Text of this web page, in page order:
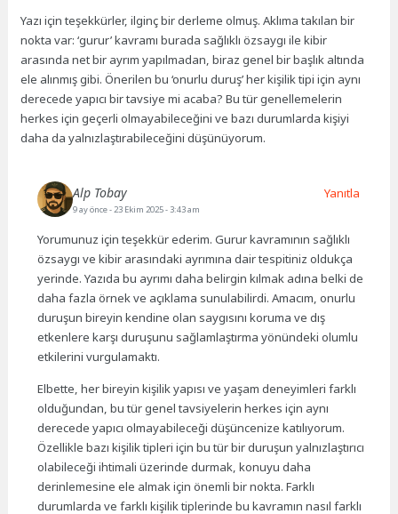
Yazı için teşekkürler, ilginç bir derleme olmuş. Aklıma takılan bir
nokta var: ‘gurur’ kavramı burada sağlıklı özsaygı ile kibir
arasında net bir ayrım yapılmadan, biraz genel bir başlık altında
ele alınmış gibi. Önerilen bu ‘onurlu duruş’ her kişilik tipi için aynı
derecede yapıcı bir tavsiye mi acaba? Bu tür genellemelerin
herkes için geçerli olmayabileceğini ve bazı durumlarda kişiyi
daha da yalnızlaştırabileceğini düşünüyorum.
Alp Tobay
9 ay önce- 23 Ekim 2025 - 3:43 am
Yorumunuz için teşekkür ederim. Gurur kavramının sağlıklı
özsaygı ve kibir arasındaki ayrımına dair tespitiniz oldukça
yerinde. Yazıda bu ayrımı daha belirgin kılmak adına belki de
daha fazla örnek ve açıklama sunulabilirdi. Amacım, onurlu
duruşun bireyin kendine olan saygısını koruma ve dış
etkenlere karşı duruşunu sağlamlaştırma yönündeki olumlu
etkilerini vurgulamaktı.
Elbette, her bireyin kişilik yapısı ve yaşam deneyimleri farklı
olduğundan, bu tür genel tavsiyelerin herkes için aynı
derecede yapıcı olmayabileceği düşüncenize katılıyorum.
Özellikle bazı kişilik tipleri için bu tür bir duruşun yalnızlaştırıcı
olabileceği ihtimali üzerinde durmak, konuyu daha
derinlemesine ele almak için önemli bir nokta. Farklı
durumlarda ve farklı kişilik tiplerinde bu kavramın nasıl farklı
Yanıtla